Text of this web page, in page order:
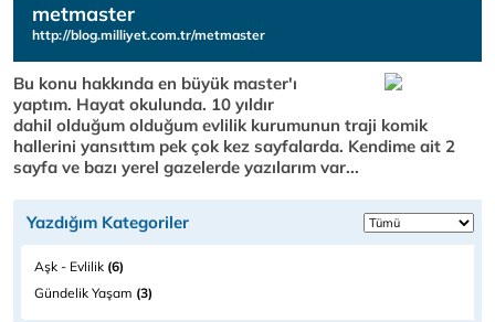
metmaster
http://blog.milliyet.com.tr/metmaster
Bu konu hakkında en büyük master'ı
yaptım. Hayat okulunda. 10 yıldır
dahil olduğum olduğum evlilik kurumunun traji komik
hallerini yansıttım pek çok kez sayfalarda. Kendime ait 2
sayfa ve bazı yerel gazelerde yazılarım var...
Yazdığım Kategoriler
Aşk - Evlilik (6)
Gündelik Yaşam (3)